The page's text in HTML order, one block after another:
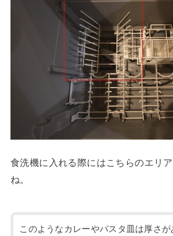
食洗機に入れる際にはこちらのエリ
ね。
このようなカレーやパスタ皿は厚さが